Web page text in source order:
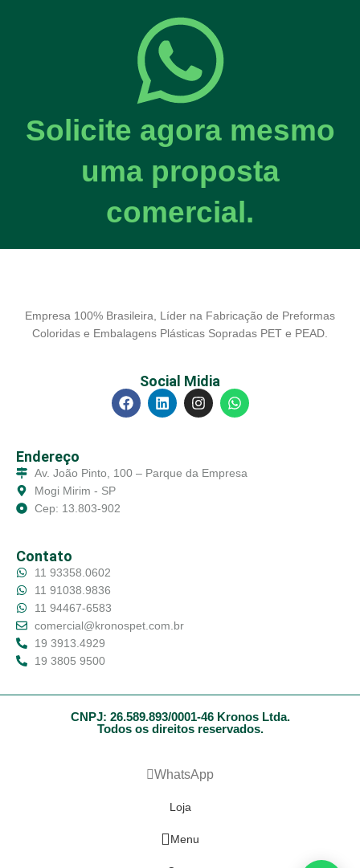
Solicite agora mesmo
uma proposta
comercial.
Empresa 100% Brasileira, Líder na Fabricação de Preformas
Coloridas e Embalagens Plásticas Sopradas PET e PEAD.
Social Midia
Endereço
Av. João Pinto, 100 – Parque da Empresa
Mogi Mirim - SP
Cep: 13.803-902
Contato
11 93358.0602
11 91038.9836
11 94467-6583
comercial@kronospet.com.br
19 3913.4929
19 3805 9500
CNPJ: 26.589.893/0001-46 Kronos Ltda.
Todos os direitos reservados.
WhatsApp
Loja
Menu